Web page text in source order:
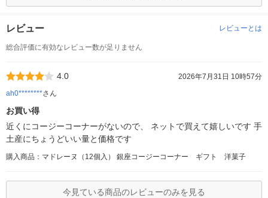
レビュー レビューとは
総合評価に有効なレビュー数が足りません
4.0
2026年7月31日 10時57分
ah0********さん
お買い得
近くにコージーコーナーがないので、 ネットで買えて嬉しいです 手
土産にちょうどいい量と価格です
購入商品：マドレーヌ（12個入） 銀座コージーコーナー ギフト 洋菓子
今見ている商品のレビューのみを見る